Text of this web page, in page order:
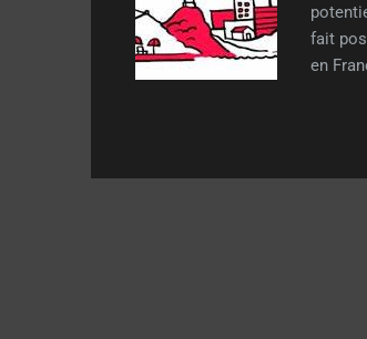
fait
en